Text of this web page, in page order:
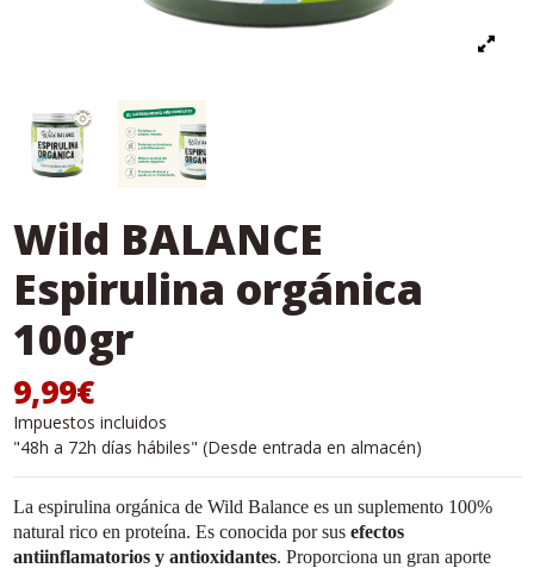
Wild BALANCE
Espirulina orgánica
100gr
9,99€
Impuestos incluidos
"48h a 72h días hábiles" (Desde entrada en almacén)
La espirulina orgánica de Wild Balance es un suplemento 100%
natural rico en proteína. Es conocida por sus efectos
antiinflamatorios y antioxidantes. Proporciona un gran aporte